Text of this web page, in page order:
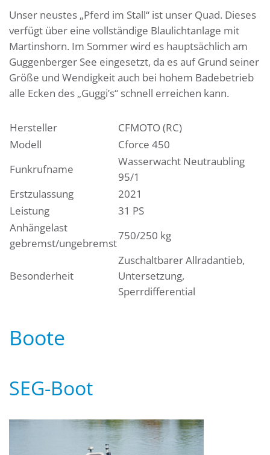
Unser neustes „Pferd im Stall“ ist unser Quad. Dieses
verfügt über eine vollständige Blaulichtanlage mit
Martinshorn. Im Sommer wird es hauptsächlich am
Guggenberger See eingesetzt, da es auf Grund seiner
Größe und Wendigkeit auch bei hohem Badebetrieb
alle Ecken des „Guggi’s“ schnell erreichen kann.
Hersteller
CFMOTO (RC)
Modell
Cforce 450
Funkrufname
Wasserwacht Neutraubling
95/1
Erstzulassung
2021
Leistung
31 PS
Anhängelast
gebremst/ungebremst
750/250 kg
Besonderheit
Zuschaltbarer Allradantieb,
Untersetzung,
Sperrdifferential
Boote
SEG-Boot